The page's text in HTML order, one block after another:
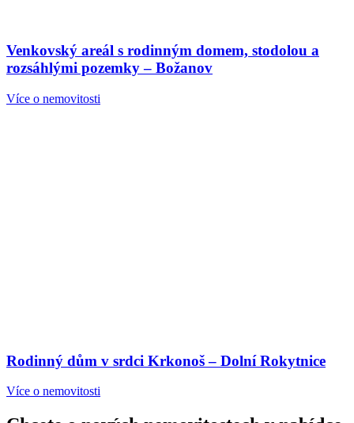
Venkovský areál s rodinným domem, stodolou a
rozsáhlými pozemky – Božanov
Více o nemovitosti
Rodinný dům v srdci Krkonoš – Dolní Rokytnice
Více o nemovitosti